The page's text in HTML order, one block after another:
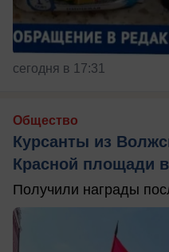
сегодня в 17:31
Общество
Курсанты из
Красной площади
Получили награды